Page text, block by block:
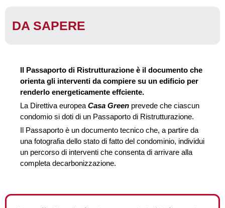
DA SAPERE
Il Passaporto di Ristrutturazione è il documento che
orienta gli interventi da compiere su un edificio per
renderlo energeticamente effciente.
La Direttiva europea Casa Green prevede che ciascun
condomio si doti di un Passaporto di Ristrutturazione.
Il Passaporto è un documento tecnico che, a partire da
una fotografia dello stato di fatto del condominio, individui
un percorso di interventi che consenta di arrivare alla
completa decarbonizzazione.